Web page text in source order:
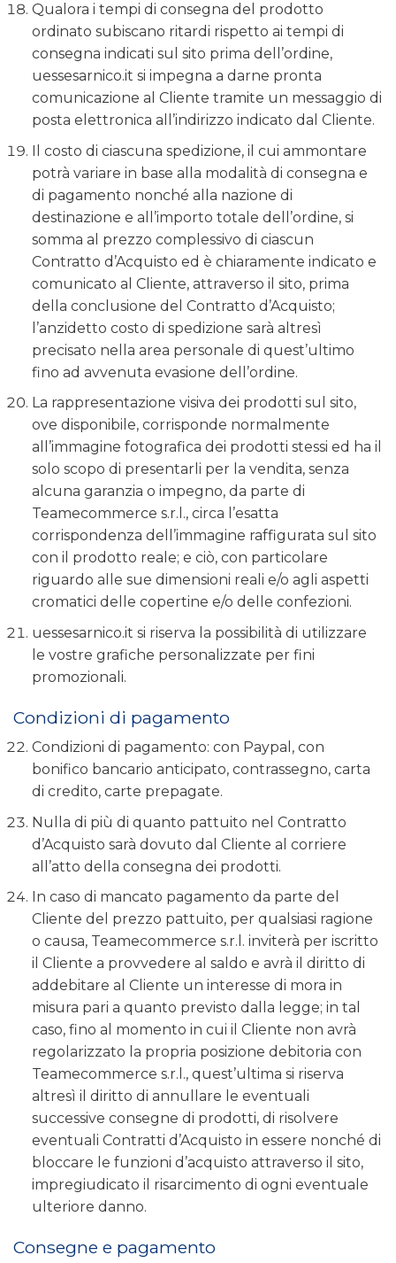
Qualora i tempi di consegna del prodotto
ordinato subiscano ritardi rispetto ai tempi di
consegna indicati sul sito prima dell’ordine,
uessesarnico.it si impegna a darne pronta
comunicazione al Cliente tramite un messaggio di
posta elettronica all’indirizzo indicato dal Cliente.
Il costo di ciascuna spedizione, il cui ammontare
potrà variare in base alla modalità di consegna e
di pagamento nonché alla nazione di
destinazione e all’importo totale dell’ordine, si
somma al prezzo complessivo di ciascun
Contratto d’Acquisto ed è chiaramente indicato e
comunicato al Cliente, attraverso il sito, prima
della conclusione del Contratto d’Acquisto;
l’anzidetto costo di spedizione sarà altresì
precisato nella area personale di quest’ultimo
fino ad avvenuta evasione dell’ordine.
La rappresentazione visiva dei prodotti sul sito,
ove disponibile, corrisponde normalmente
all’immagine fotografica dei prodotti stessi ed ha il
solo scopo di presentarli per la vendita, senza
alcuna garanzia o impegno, da parte di
Teamecommerce s.r.l., circa l’esatta
corrispondenza dell’immagine raffigurata sul sito
con il prodotto reale; e ciò, con particolare
riguardo alle sue dimensioni reali e/o agli aspetti
cromatici delle copertine e/o delle confezioni.
uessesarnico.it si riserva la possibilità di utilizzare
le vostre grafiche personalizzate per fini
promozionali.
Condizioni di pagamento
Condizioni di pagamento: con Paypal, con
bonifico bancario anticipato, contrassegno, carta
di credito, carte prepagate.
Nulla di più di quanto pattuito nel Contratto
d’Acquisto sarà dovuto dal Cliente al corriere
all’atto della consegna dei prodotti.
In caso di mancato pagamento da parte del
Cliente del prezzo pattuito, per qualsiasi ragione
o causa, Teamecommerce s.r.l. inviterà per iscritto
il Cliente a provvedere al saldo e avrà il diritto di
addebitare al Cliente un interesse di mora in
misura pari a quanto previsto dalla legge; in tal
caso, fino al momento in cui il Cliente non avrà
regolarizzato la propria posizione debitoria con
Teamecommerce s.r.l., quest’ultima si riserva
altresì il diritto di annullare le eventuali
successive consegne di prodotti, di risolvere
eventuali Contratti d’Acquisto in essere nonché di
bloccare le funzioni d’acquisto attraverso il sito,
impregiudicato il risarcimento di ogni eventuale
ulteriore danno.
Consegne e pagamento